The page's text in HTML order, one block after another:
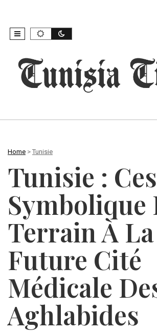
Home > Tunisie
Tunisie :
Symbolique
Terrain À La
Future Cité
Médicale
Aghlabides